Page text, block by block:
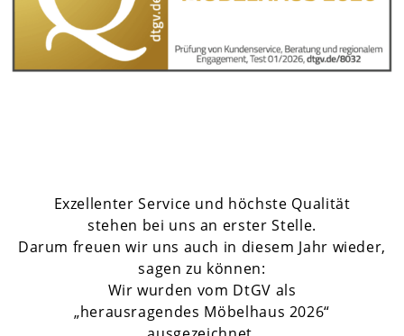
Exzellenter Service und höchste Qualität
stehen bei uns an erster Stelle.
Darum freuen wir uns auch in diesem Jahr wieder,
sagen zu können:
Wir wurden vom DtGV als
„herausragendes Möbelhaus 2026“